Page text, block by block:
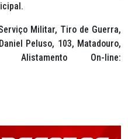
Militar, Tiro de Guerra,
Peluso, 103, Matadouro,
On-line: